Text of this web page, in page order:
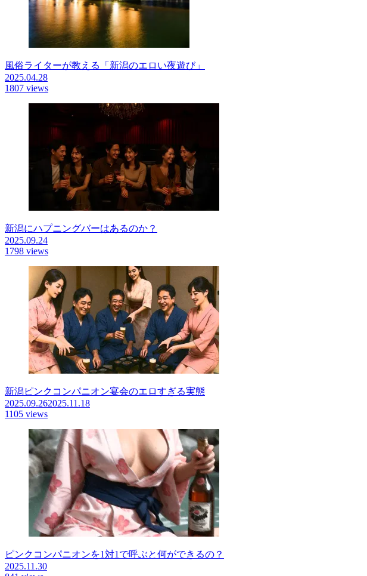
風俗ライターが教える「新潟のエロい夜遊び」
2025.04.28
1807 views
新潟にハプニングバーはあるのか？
2025.09.24
1798 views
新潟ピンクコンパニオン宴会のエロすぎる実態
2025.09.262025.11.18
1105 views
ピンクコンパニオンを1対1で呼ぶと何ができるの？
2025.11.30